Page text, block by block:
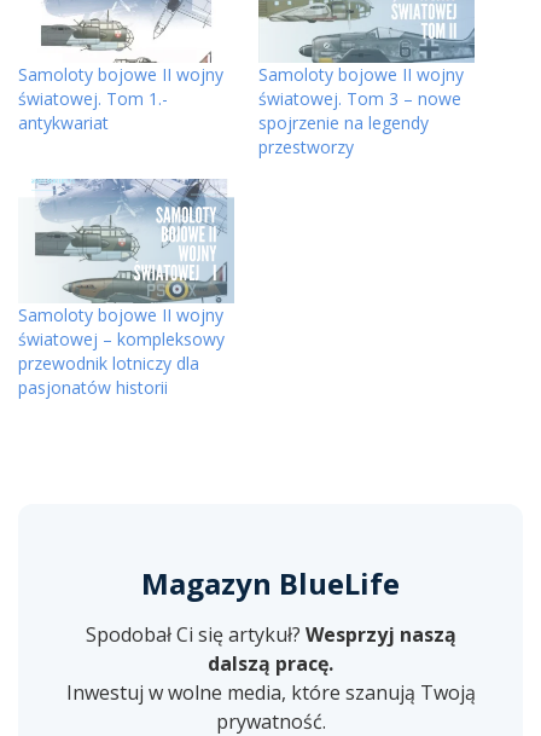
Samoloty bojowe II wojny
światowej. Tom 1.-
antykwariat
Samoloty bojowe II wojny
światowej. Tom 3 – nowe
spojrzenie na legendy
przestworzy
Samoloty bojowe II wojny
światowej – kompleksowy
przewodnik lotniczy dla
pasjonatów historii
Magazyn BlueLife
Spodobał Ci się artykuł? Wesprzyj naszą
dalszą pracę.
Inwestuj w wolne media, które szanują Twoją
prywatność.